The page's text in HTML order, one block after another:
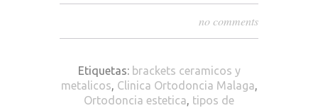
no comments
Etiquetas: brackets ceramicos y
metalicos, Clinica Ortodoncia Malaga,
Ortodoncia estetica, tipos de